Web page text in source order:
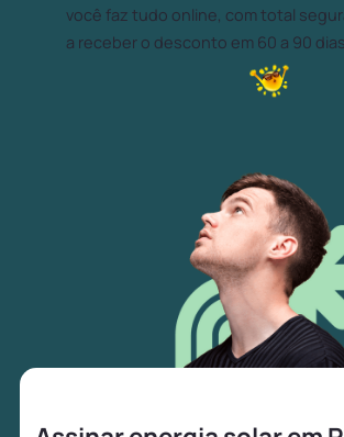
você faz tudo online, com total
a receber o desconto em 60 a 90